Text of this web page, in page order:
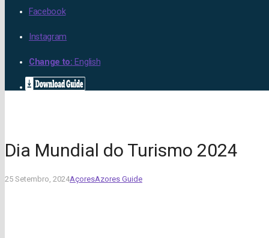
Facebook
Instagram
Change to: English
Dia Mundial do Turismo 2024
25 Setembro, 2024AçoresAzores Guide